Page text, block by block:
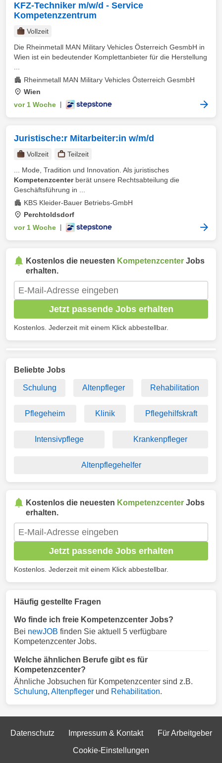
KFZ-Techniker m/w/d - Service
Kompetenzzentrum
Vollzeit
Die Rheinmetall MAN Military Vehicles Österreich GesmbH in
Wien ist ein bedeutender Komplettanbieter für die Herstellung
Rheinmetall MAN Military Vehicles Österreich GesmbH
Wien
vor 1 Woche
Juristische:r Mitarbeiter:in w/m/d
Vollzeit
Teilzeit
... Mode, Tradition und Innovation. Als juristisches
Kompetenzcenterberät unsere Rechtsabteilung die
Geschäftsführung in ...
KBS Kleider-Bauer Betriebs-GmbH
Perchtoldsdorf
vor 1 Woche
Kostenlos die neuesten Kompetenzcenter Jobs
erhalten.
Jetzt passende Jobs erhalten
Kostenlos. Jederzeit mit einem Klick abbestellbar.
Beliebte Jobs
Schulung Altenpfleger Rehabilitation
Pflegeheim Klinik Pflegehilfskraft
Intensivpflege Krankenpfleger
Altenpflegehelfer
Kostenlos die neuesten Kompetenzcenter Jobs
erhalten.
Jetzt passende Jobs erhalten
Kostenlos. Jederzeit mit einem Klick abbestellbar.
Häufig gestellte Fragen
Wo finde ich freie Kompetenzcenter Jobs?
Bei newJOB finden Sie aktuell 5 verfügbare
Kompetenzcenter Jobs.
Welche ähnlichen Berufe gibt es für
Kompetenzcenter?
Ähnliche Jobsuchen für Kompetenzcenter sind z.B.
Schulung, Altenpfleger und Rehabilitation.
Datenschutz Impressum & Kontakt Für Arbeitgeber
Cookie-Einstellungen